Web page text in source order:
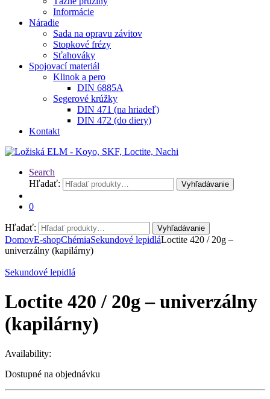
Informácie
Náradie
Sada na opravu závitov
Stopkové frézy
Sťahováky
Spojovací materiál
Klinok a pero
DIN 6885A
Segerové krúžky
DIN 471 (na hriadeľ)
DIN 472 (do diery)
Kontakt
Search
Hľadať:
Vyhľadávanie
0
Hľadať: Vyhľadávanie
DomovE-shopChémiaSekundové lepidláLoctite 420 / 20g –
univerzálny (kapilárny)
Sekundové lepidlá
Loctite 420 / 20g – univerzálny
(kapilárny)
Availability:
Dostupné na objednávku